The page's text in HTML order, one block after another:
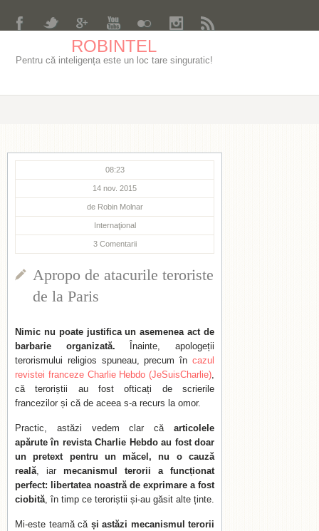
ROBINTEL
Pentru că inteligența este un loc tare singuratic!
08:23
14 nov. 2015
de Robin Molnar
Internaţional
3 Comentarii
Apropo de atacurile teroriste
de la Paris
Nimic nu poate justifica un asemenea act de
barbarie organizată. Înainte, apologeții
terorismului religios spuneau, precum în cazul
revistei franceze Charlie Hebdo (JeSuisCharlie),
că teroriștii au fost ofticați de scrierile
francezilor și că de aceea s-a recurs la omor.
Practic, astăzi vedem clar că articolele
apărute în revista Charlie Hebdo au fost doar
un pretext pentru un măcel, nu o cauză
reală, iar mecanismul terorii a funcționat
perfect: libertatea noastră de exprimare a fost
ciobită, în timp ce teroriștii și-au găsit alte ținte.
Mi-este teamă că și astăzi mecanismul terorii